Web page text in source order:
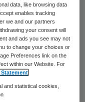
kan helend
zijn geworden
maandag
voormalig
data, like browsing data
enables tracking
we and our partners
your consent will
and ads you see may not
to change your choices or
Preferences link on the
within our Website. For
Statement
and statistical cookies,